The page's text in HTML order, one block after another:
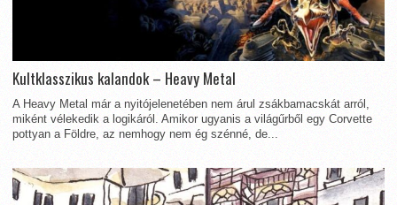
Kultklasszikus kalandok – Heavy Metal
A Heavy Metal már a nyitójelenetében nem árul zsákbamacskát arról,
miként vélekedik a logikáról. Amikor ugyanis a világűrből egy Corvette
pottyan a Földre, az nemhogy nem ég szénné, de...